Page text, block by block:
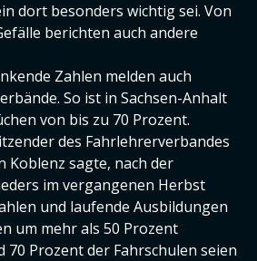
dort besonders wichtig sei. Von
berichten auch andere
Zahlen melden auch
So ist in Sachsen-Anhalt
von bis zu 70 Prozent.
des Fahrlehrerverbandes
Koblenz sagte, nach der
im vergangenen Herbst
und laufende Ausbildungen
um mehr als 50 Prozent
70 Prozent der Fahrschulen seien